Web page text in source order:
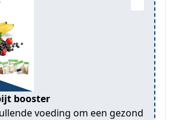
booster
voeding om een gezond